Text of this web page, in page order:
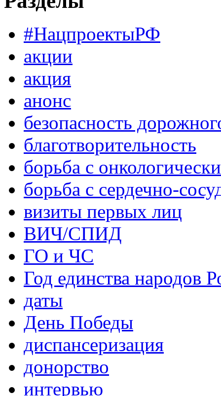
#НацпроектыРФ
акции
акция
анонс
безопасность
благотворительность
борьба с
борьба с сердечно-
визиты первых лиц
ВИЧ/СПИД
ГО и ЧС
Год единства народов
даты
День Победы
диспансеризация
донорство
интервью